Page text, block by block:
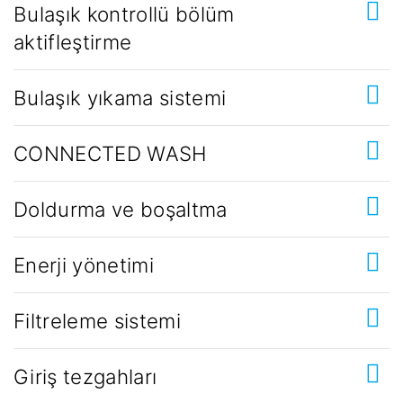
Bulaşık kontrollü bölüm
aktifleştirme
Bulaşık yıkama sistemi
CONNECTED WASH
Doldurma ve boşaltma
Enerji yönetimi
Filtreleme sistemi
Giriş tezgahları